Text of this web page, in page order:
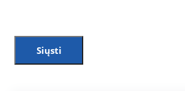
Siųsti